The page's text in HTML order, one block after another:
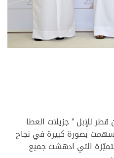
للإبل ” جزيلات العطا
أسهمت بصورة كبيرة في نجاح
التي ادهشت جميع